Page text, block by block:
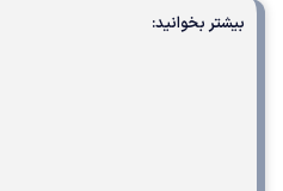
بخوانید: